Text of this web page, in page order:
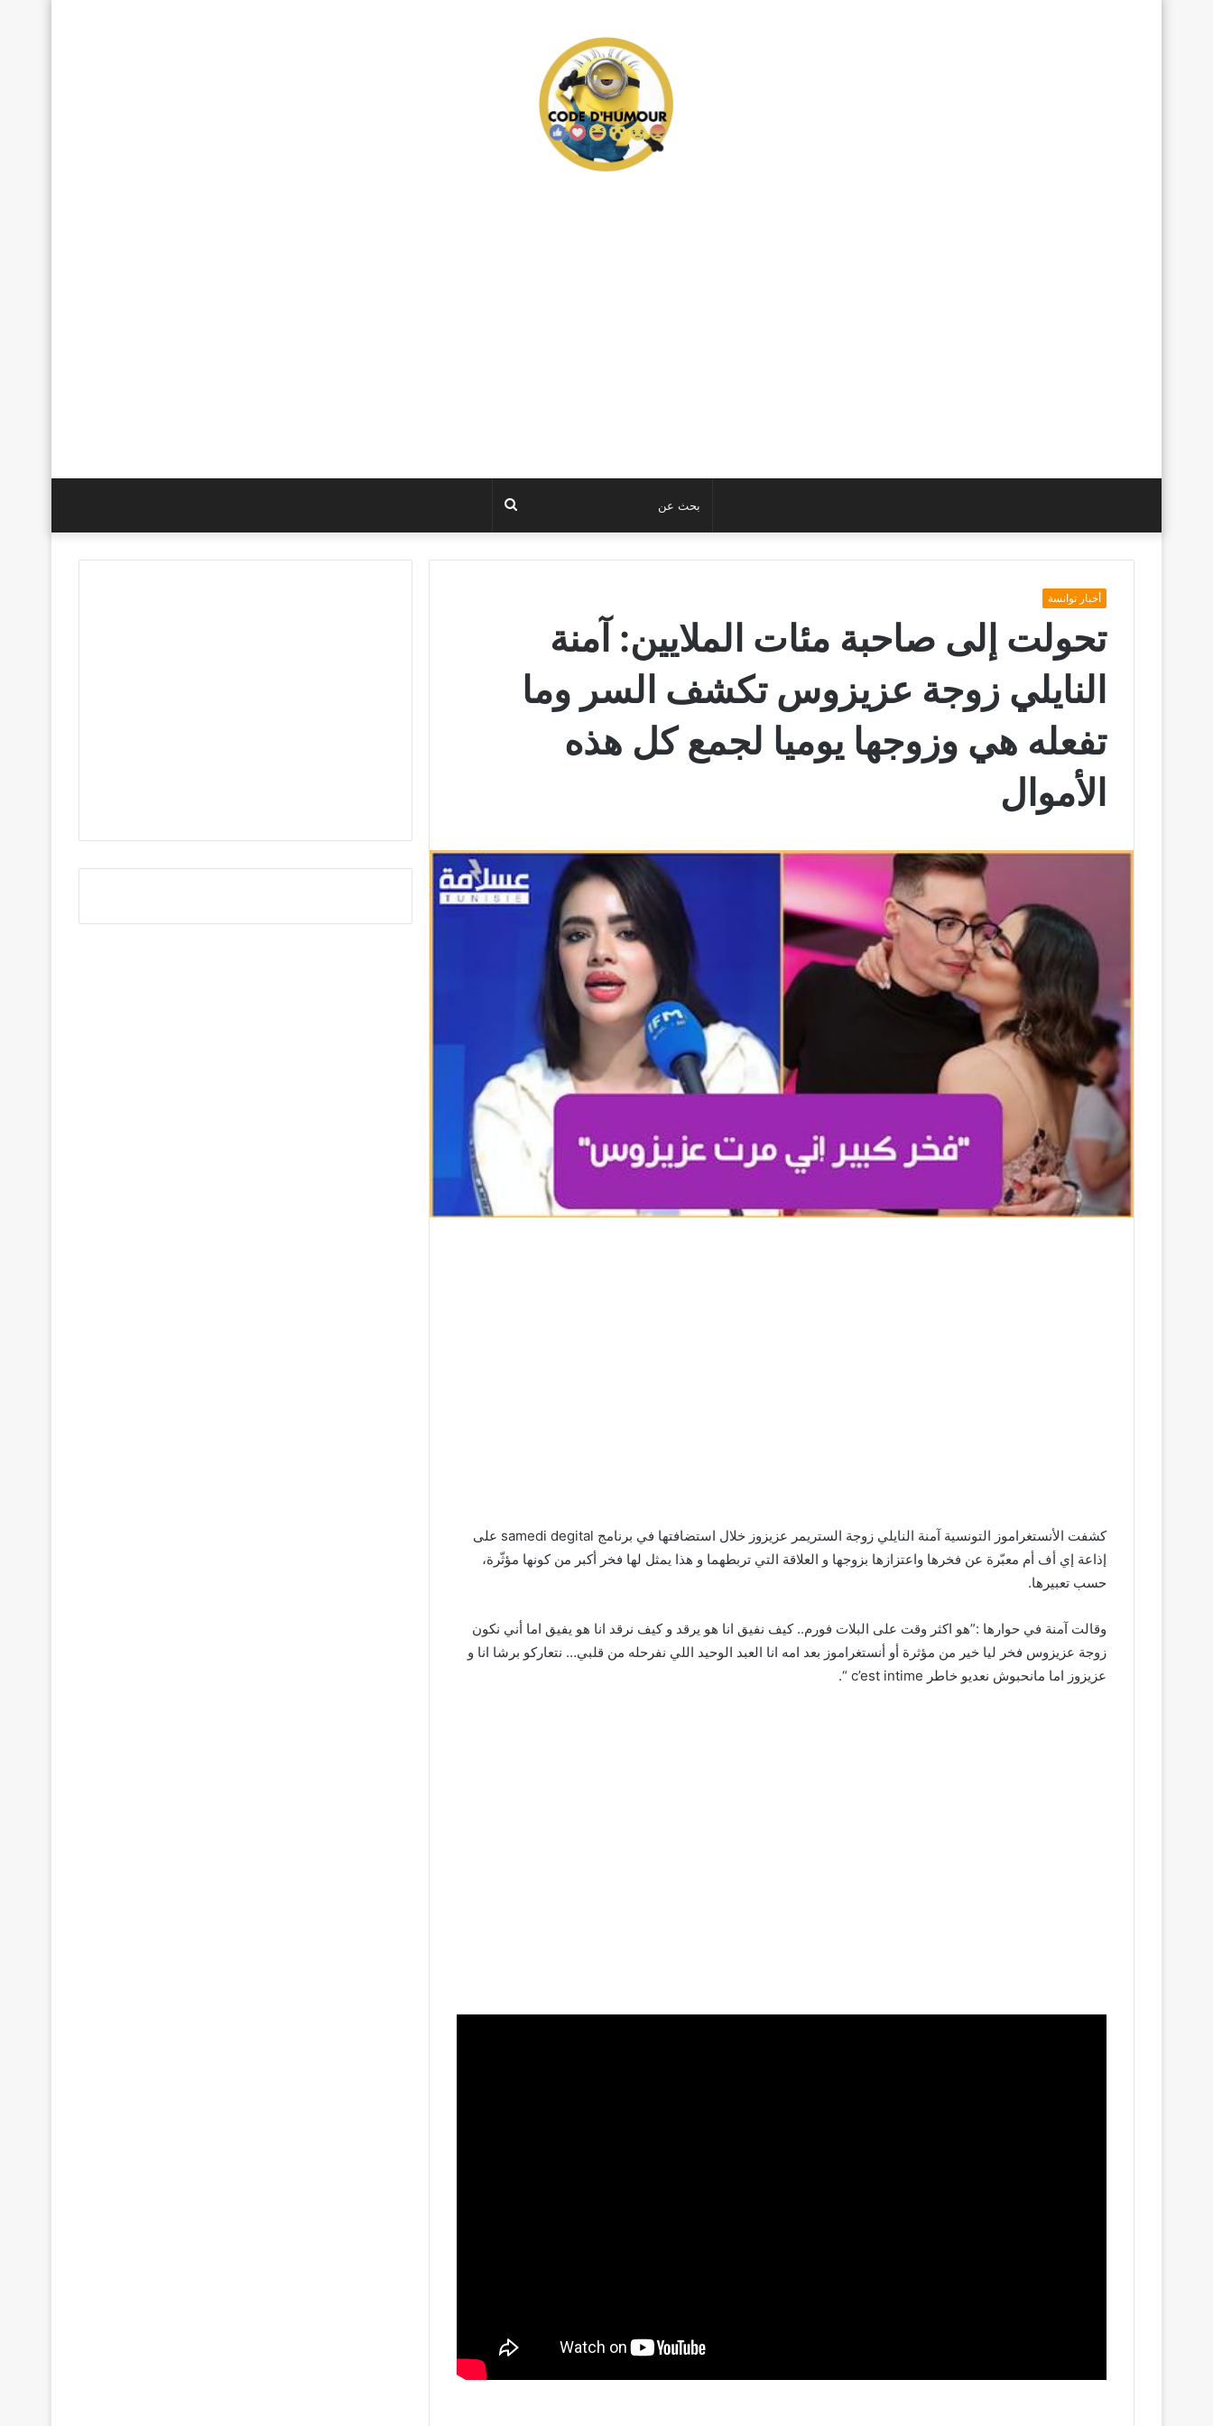
بحث
عن
أخبار توانسة
تحولت إلى صاحبة مئات الملايين: آمنة
النايلي زوجة عزيزوس تكشف السر وما
تفعله هي وزوجها يوميا لجمع كل هذه
الأموال
كشفت الأنستغراموز التونسية آمنة النايلي زوجة الستريمر عزيزوز خلال استضافتها في برنامج samedi degital على
إذاعة إي أف أم معبّرة عن فخرها واعتزازها بزوجها و العلاقة التي تربطهما و هذا يمثل لها فخر أكبر من كونها مؤثّرة،
حسب تعبيرها.
وقالت آمنة في حوارها :”هو اكثر وقت على البلات فورم.. كيف نفيق انا هو يرقد و كيف نرقد انا هو يفيق اما أني نكون
زوجة عزيزوس فخر ليا خير من مؤثرة أو أنستغراموز بعد امه انا العبد الوحيد اللي نفرحله من قلبي… نتعاركو برشا انا و
عزيزوز اما مانحبوش نعديو خاطر c’est intime “.